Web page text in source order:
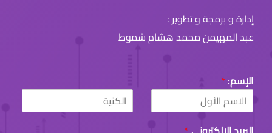
إدارة و برمجة و تطوير :
عبد المهيمن محمد هشام شموط
الإسم: *
F
i
L